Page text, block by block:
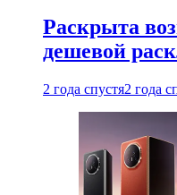
Раскрыта
дешевой
2 года спустя2 года